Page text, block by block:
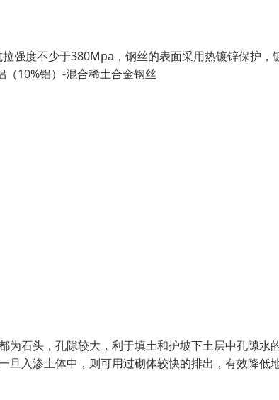
强度不少于380Mpa，钢丝的表面采用热镀锌保护，
10%铝）-混合稀土合金钢丝
为石头，孔隙较大，利于填土和护坡下土层中孔隙水
旦入渗土体中，则可用过砌体较快的排出，有效降低